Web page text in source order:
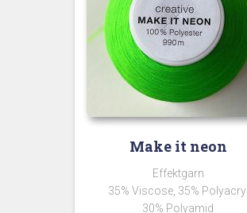
Make it neon
Effektgarn
35% Viscose, 35% Polyacryl
30% Polyamid